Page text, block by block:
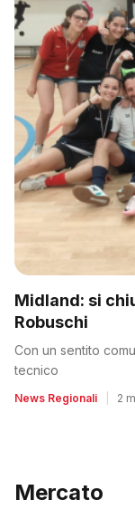
Midland: si
Robuschi
Con un sentito
tecnico
News Regionali 2
Mercato